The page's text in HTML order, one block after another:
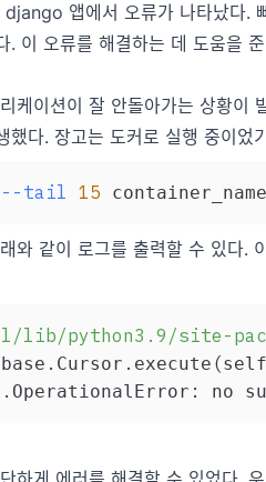
앱에서 오류가 나타났다.
. 이 오류를 해결하는 데 도움을
케이션이 잘 안돌아가는 상황이
했다. 장고는 도커로 실행 중이
--tail 15
와 같이 로그를 출력할 수 있다
lib/python3.9/site-
. Cursor . execute (self
. OperationalError : no